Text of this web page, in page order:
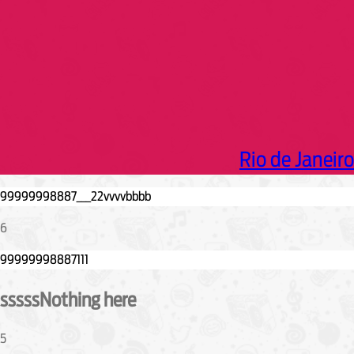
Rio de Janeiro
6
sssssNothing here
5